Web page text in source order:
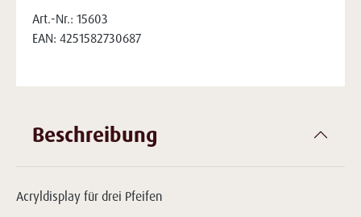
Art.-Nr.: 15603
EAN: 4251582730687
Beschreibung
Acryldisplay für drei Pfeifen